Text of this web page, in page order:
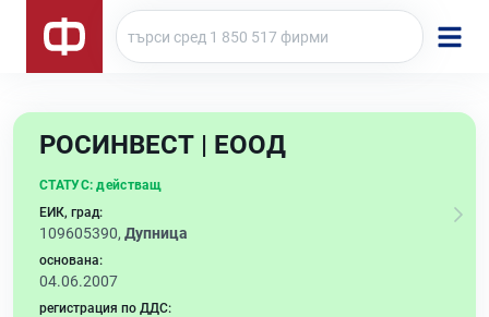
РОСИНВЕСТ | ЕООД
СТАТУС: действащ
ЕИК, град:
109605390, Дупница
основана:
04.06.2007
регистрация по ДДС: